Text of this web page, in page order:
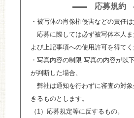
応募規約
・被写体の肖像権侵害などの責任は
応募に際しては必ず被写体本人
よび上記事項への使用許可を得てく
・写真内容の制限 写真の内容が以
が判断した場合、
弊社は通知を行わずに審査の対
きるものとします。
（1）応募規定等に反するもの。